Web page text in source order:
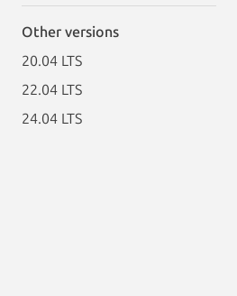
Other versions
20.04 LTS
22.04 LTS
24.04 LTS